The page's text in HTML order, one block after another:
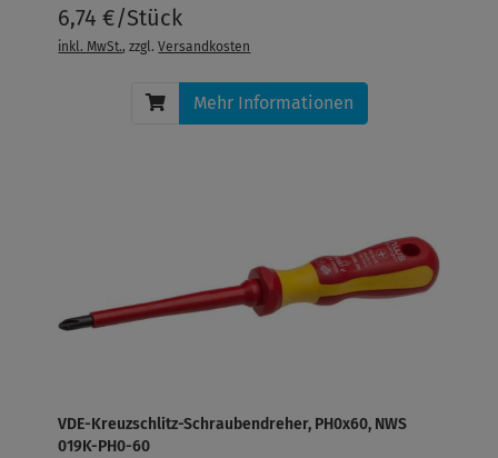
6,74 €/Stück
inkl. MwSt., zzgl.Versandkosten
Mehr Informationen
VDE-Kreuzschlitz-Schraubendreher, PH0x60, NWS
019K-PH0-60